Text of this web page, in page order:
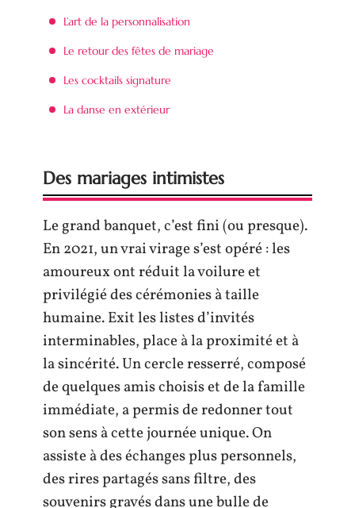
L’art de la personnalisation
Le retour des fêtes de mariage
Les cocktails signature
La danse en extérieur
Des mariages intimistes
Le grand banquet, c’est fini (ou presque).
En 2021, un vrai virage s’est opéré : les
amoureux ont réduit la voilure et
privilégié des cérémonies à taille
humaine. Exit les listes d’invités
interminables, place à la proximité et à
la sincérité. Un cercle resserré, composé
de quelques amis choisis et de la famille
immédiate, a permis de redonner tout
son sens à cette journée unique. On
assiste à des échanges plus personnels,
des rires partagés sans filtre, des
souvenirs gravés dans une bulle de